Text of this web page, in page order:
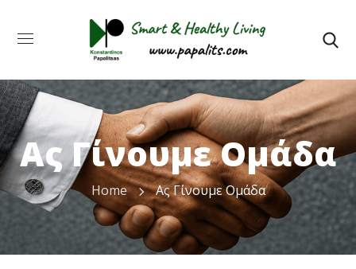
Ας Γίνουμε Ομάδα
Home Ας Γίνουμε Ομάδα